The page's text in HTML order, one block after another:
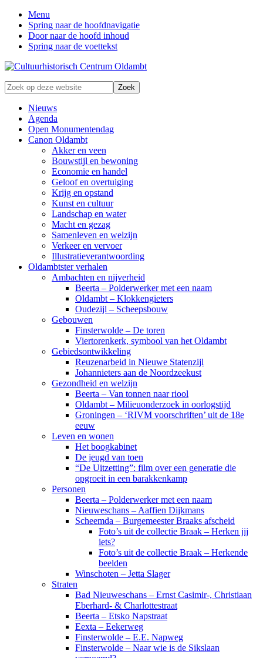
Menu
Spring naar de hoofdnavigatie
Door naar de hoofd inhoud
Spring naar de voettekst
Zonder
verleden
geen
toekomst
Zoek
op
deze
website
Nieuws
Agenda
Open Monumentendag
Canon Oldambt
Akker en veen
Bouwstijl en bewoning
Economie en handel
Geloof en overtuiging
Krijg en opstand
Kunst en cultuur
Landschap en water
Macht en gezag
Samenleven en welzijn
Verkeer en vervoer
Illustratieverantwoording
Oldambtster verhalen
Ambachten en nijverheid
Beerta – Polderwerker met een naam
Oldambt – Klokkengieters
Oudezijl – Scheepsbouw
Gebouwen
Finsterwolde – De toren
Viertorenkerk, symbool van het Oldambt
Gebiedsontwikkeling
Reuzenarbeid in Nieuwe Statenzijl
Johannieters aan de Noordzeekust
Gezondheid en welzijn
Beerta – Van tonnen naar riool
Oldambt – Milieuonderzoek in oorlogstijd
Groningen – ‘RIVM voorschriften’ uit de 18e
eeuw
Leven en wonen
Het boogkabinet
De jeugd van toen
“De Uitzetting”: film over een generatie die
opgroeit in een barakkenkamp
Personen
Beerta – Polderwerker met een naam
Nieuweschans – Aaffien Dijkmans
Scheemda – Burgemeester Braaks afscheid
Foto’s uit de collectie Braak – Herken jij
iets?
Foto’s uit de collectie Braak – Herkende
beelden
Winschoten – Jetta Slager
Straten
Bad Nieuweschans – Ernst Casimir-, Christiaan
Eberhard- & Charlottestraat
Beerta – Etsko Napstraat
Eexta – Eekerweg
Finsterwolde – E.E. Napweg
Finsterwolde – Naar wie is de Sikslaan